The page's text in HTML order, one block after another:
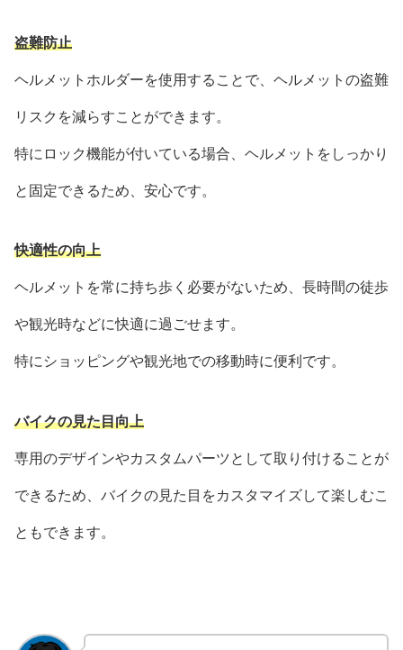
盗難防止
ヘルメットホルダーを使用することで、ヘルメットの盗難
リスクを減らすことができます。
特にロック機能が付いている場合、ヘルメットをしっかり
と固定できるため、安心です。
快適性の向上
ヘルメットを常に持ち歩く必要がないため、長時間の徒歩
や観光時などに快適に過ごせます。
特にショッピングや観光地での移動時に便利です。
バイクの見た目向上
専用のデザインやカスタムパーツとして取り付けることが
できるため、バイクの見た目をカスタマイズして楽しむこ
ともできます。